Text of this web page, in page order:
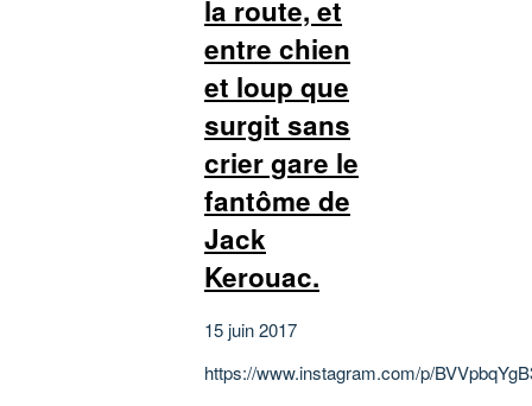
la route, et
entre chien
et loup que
surgit sans
crier gare le
fantôme de
Jack
Kerouac.
15 juin 2017
https://www.instagram.com/p/